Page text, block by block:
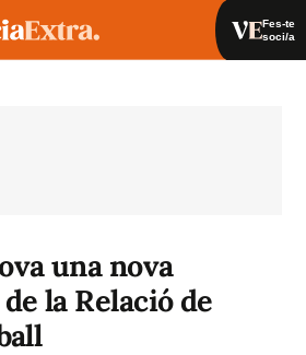
Fes-te
soci/a
una nova
la Relació de